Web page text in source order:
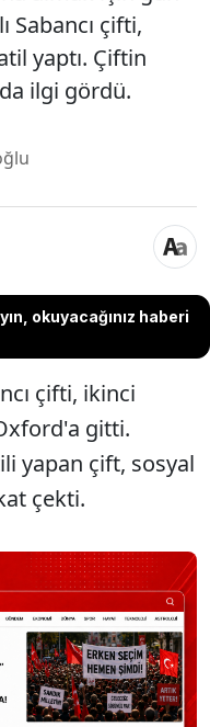
Sabancı çifti,
yaptı. Çiftin
ilgi gördü.
okuyacağınız haberi
çifti, ikinci
gitti.
yapan çift, sosyal
çekti.